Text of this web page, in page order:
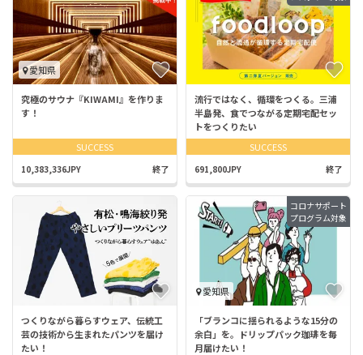
愛知県
究極のサウナ『KIWAMI』を作りま
す！
SUCCESS
10,383,336JPY 終了
流行ではなく、循環をつくる。三浦
半島発、食でつながる定期宅配セッ
トをつくりたい
SUCCESS
691,800JPY 終了
つくりながら暮らすウェア、伝統工
芸の技術から生まれたパンツを届け
たい！
コロナサポート
プログラム対象
愛知県
「ブランコに揺られるような15分の
余白」を。ドリップパック珈琲を毎
月届けたい！